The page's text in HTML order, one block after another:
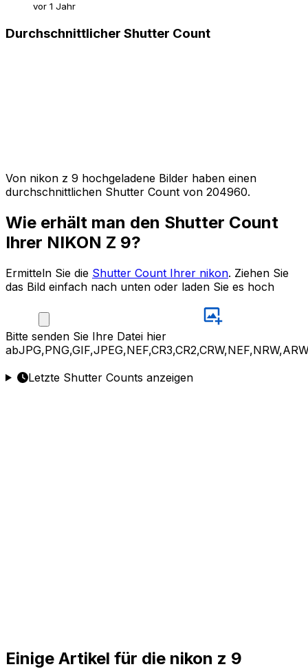
vor 1 Jahr
Durchschnittlicher Shutter Count
Von nikon z 9 hochgeladene Bilder haben einen
durchschnittlichen Shutter Count von 204960.
Wie erhält man den Shutter Count
Ihrer NIKON Z 9?
Ermitteln Sie die Shutter Count Ihrer nikon. Ziehen Sie
das Bild einfach nach unten oder laden Sie es hoch
Bitte senden Sie Ihre Datei hier
ab
Letzte Shutter Counts anzeigen
Einige Artikel für die nikon z 9